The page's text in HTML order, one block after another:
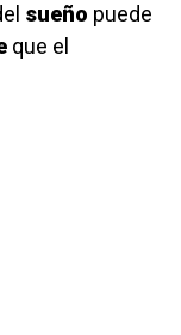
sueño puede
que el